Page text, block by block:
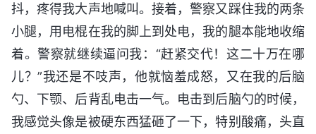
抖，疼得我大声地喊叫。接着，警察又踩住我的两条
小腿，用电棍在我的脚上到处电，我的腿本能地收缩
着。警察就继续逼问我：“赶紧交代！这二十万在哪
儿？”我还是不吱声，他就恼羞成怒，又在我的后脑
勺、下颚、后背乱电击一气。电击到后脑勺的时候，
我感觉头像是被硬东西猛砸了一下，特别酸痛，头直